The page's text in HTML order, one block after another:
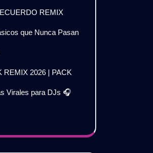
REMIX
que Nunca Pasan
REMIX 2026 | PACK
Virales para DJs 🎧